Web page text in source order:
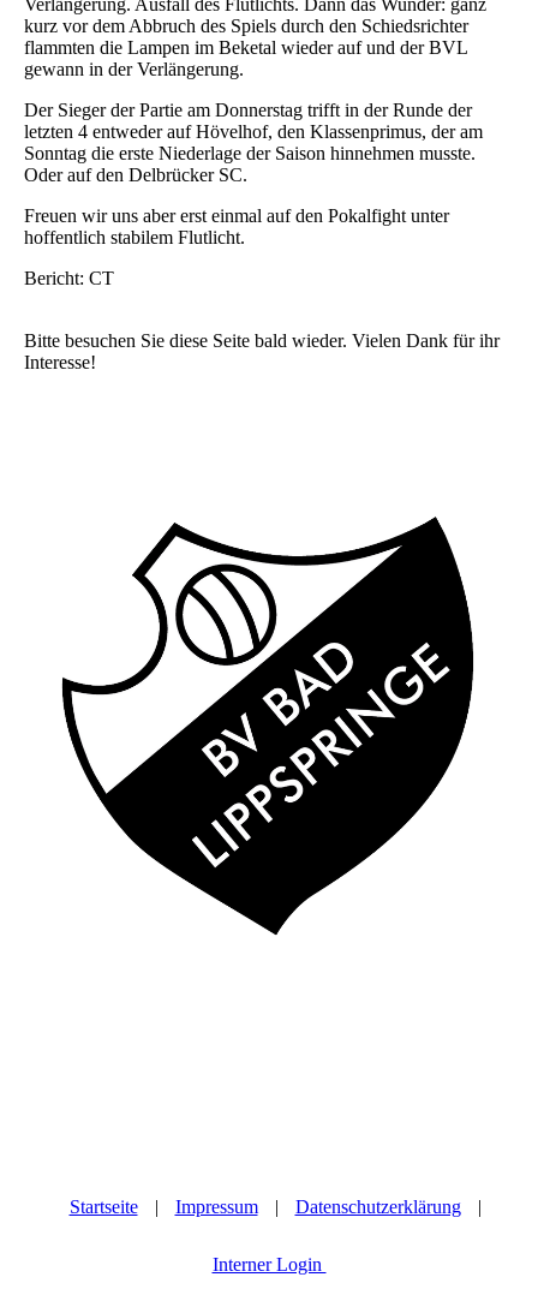
Verlängerung. Ausfall des Flutlichts. Dann das Wunder: ganz
kurz vor dem Abbruch des Spiels durch den Schiedsrichter
flammten die Lampen im Beketal wieder auf und der BVL
gewann in der Verlängerung.
Der Sieger der Partie am Donnerstag trifft in der Runde der
letzten 4 entweder auf Hövelhof, den Klassenprimus, der am
Sonntag die erste Niederlage der Saison hinnehmen musste.
Oder auf den Delbrücker SC.
Freuen wir uns aber erst einmal auf den Pokalfight unter
hoffentlich stabilem Flutlicht.
Bericht: CT
Bitte besuchen Sie diese Seite bald wieder. Vielen Dank für ihr
Interesse!
Startseite | Impressum | Datenschutzerklärung |
Interner Login